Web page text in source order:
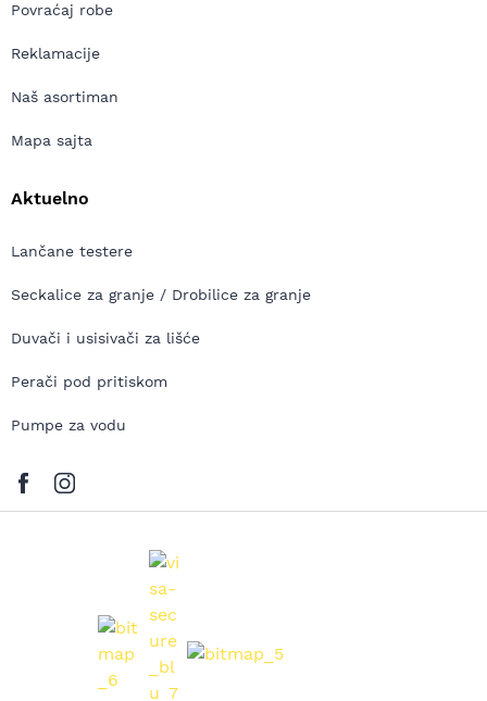
Povraćaj robe
Reklamacije
Naš asortiman
Mapa sajta
Aktuelno
Lančane testere
Seckalice za granje / Drobilice za granje
Duvači i usisivači za lišće
Perači pod pritiskom
Pumpe za vodu